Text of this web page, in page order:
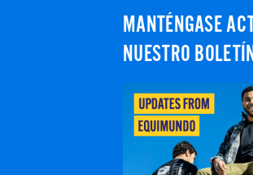
MANTÉNGASE
NUESTRO